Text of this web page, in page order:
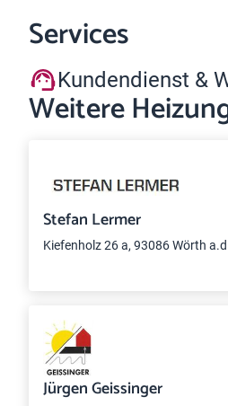
Services
Kundendienst &
Weitere
Stefan Lermer
Kiefenholz 26 a, 93086 Wörth
Jürgen Geissinger